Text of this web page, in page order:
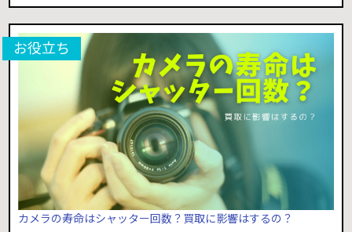
カメラの寿命はシャッター回数？買取に影響はするの？